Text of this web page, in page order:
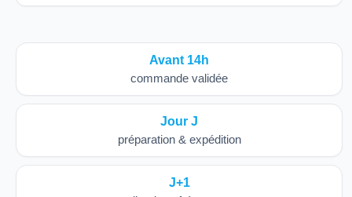
Avant 14h
commande validée
Jour J
préparation & expédition
J+1